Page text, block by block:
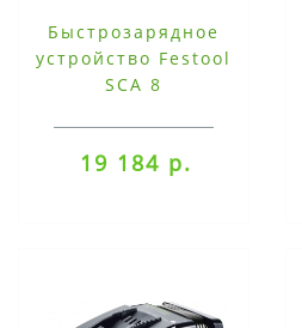
Быстрозарядное
устройство Festool
SCA 8
19 184 р.